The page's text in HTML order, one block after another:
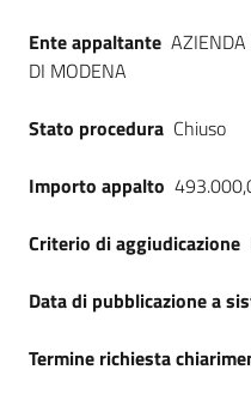
Ente appaltante AZIENDA
DI MODENA
Stato procedura Chiuso
Importo appalto
Criterio di aggiudicazione
Data di pubblicazione a
Termine richiesta